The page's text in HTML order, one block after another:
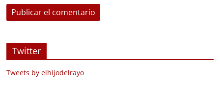
Twitter
Tweets by elhijodelrayo